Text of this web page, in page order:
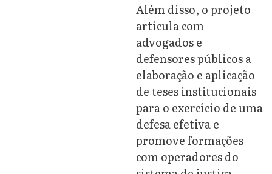
Além disso, o projeto
articula com
advogados e
defensores públicos a
elaboração e aplicação
de teses institucionais
para o exercício de uma
defesa efetiva e
promove formações
com operadores do